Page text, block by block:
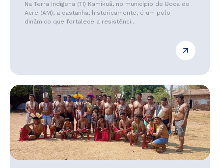
Na Terra Indígena (TI) Kamikuã, no município de Boca do
Acre (AM), a castanha, historicamente, é um polo
dinâmico que fortalece a resistênci...